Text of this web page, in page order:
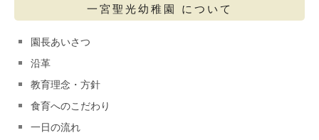
一宮聖光幼稚園 について
園長あいさつ
沿革
教育理念・方針
食育へのこだわり
一日の流れ